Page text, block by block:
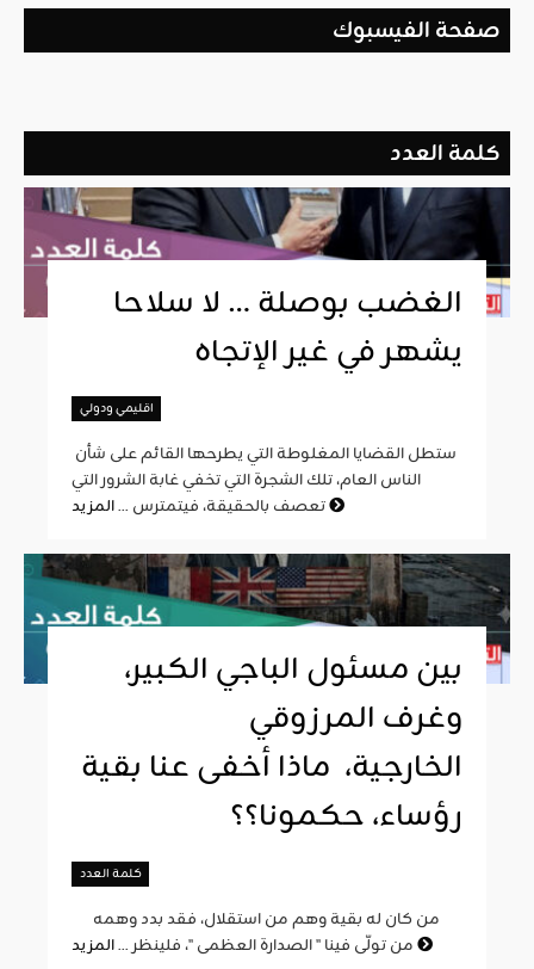
صفحة الفيسبوك
كلمة العدد
الغضب بوصلة … لا سلاحا
يشهر في غير الإتجاه
اقليمي ودولي
الناس العام، تلك الشجرة التي تخفي غابة الشرور التي
تعصف بالحقيقة، فيتمترس ...
بين مسئول الباجي الكبير،
وغرف المرزوقي
الخارجية، ماذا أخفى عنا بقية
رؤساء، حكمونا؟؟
كلمة العدد
من تولّى فينا " الصدارة العظمى "، فلينظر ...